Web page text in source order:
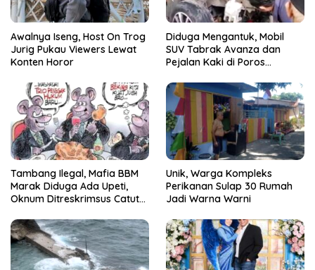
Awalnya Iseng, Host On Trog
Jurig Pukau Viewers Lewat
Konten Horor
Diduga Mengantuk, Mobil
SUV Tabrak Avanza dan
Pejalan Kaki di Poros
Tambang Ilegal, Mafia BBM
Marak Diduga Ada Upeti,
Oknum Ditreskrimsus Catut
Unik, Warga Kompleks
Perikanan Sulap 30 Rumah
Jadi Warna Warni